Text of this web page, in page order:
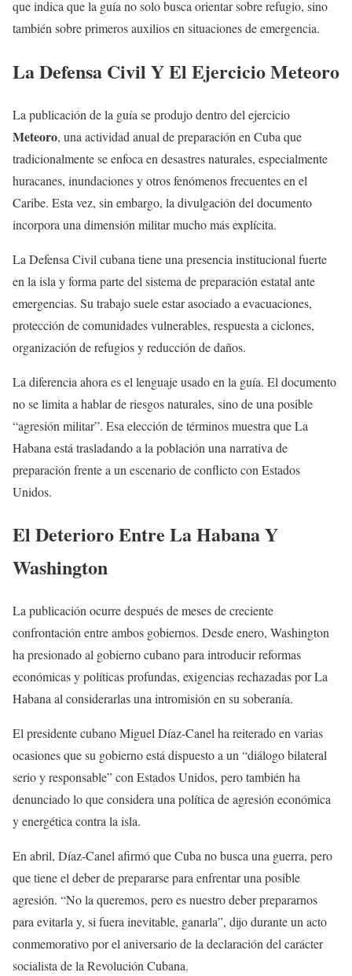
que indica que la guía no solo busca orientar sobre refugio, sino
también sobre primeros auxilios en situaciones de emergencia.
La Defensa Civil Y El Ejercicio Meteoro
La publicación de la guía se produjo dentro del ejercicio
Meteoro, una actividad anual de preparación en Cuba que
tradicionalmente se enfoca en desastres naturales, especialmente
huracanes, inundaciones y otros fenómenos frecuentes en el
Caribe. Esta vez, sin embargo, la divulgación del documento
incorpora una dimensión militar mucho más explícita.
La Defensa Civil cubana tiene una presencia institucional fuerte
en la isla y forma parte del sistema de preparación estatal ante
emergencias. Su trabajo suele estar asociado a evacuaciones,
protección de comunidades vulnerables, respuesta a ciclones,
organización de refugios y reducción de daños.
La diferencia ahora es el lenguaje usado en la guía. El documento
no se limita a hablar de riesgos naturales, sino de una posible
“agresión militar”. Esa elección de términos muestra que La
Habana está trasladando a la población una narrativa de
preparación frente a un escenario de conflicto con Estados
Unidos.
El Deterioro Entre La Habana Y
Washington
La publicación ocurre después de meses de creciente
confrontación entre ambos gobiernos. Desde enero, Washington
ha presionado al gobierno cubano para introducir reformas
económicas y políticas profundas, exigencias rechazadas por La
Habana al considerarlas una intromisión en su soberanía.
El presidente cubano Miguel Díaz-Canel ha reiterado en varias
ocasiones que su gobierno está dispuesto a un “diálogo bilateral
serio y responsable” con Estados Unidos, pero también ha
denunciado lo que considera una política de agresión económica
y energética contra la isla.
En abril, Díaz-Canel afirmó que Cuba no busca una guerra, pero
que tiene el deber de prepararse para enfrentar una posible
agresión. “No la queremos, pero es nuestro deber prepararnos
para evitarla y, si fuera inevitable, ganarla”, dijo durante un acto
conmemorativo por el aniversario de la declaración del carácter
socialista de la Revolución Cubana.